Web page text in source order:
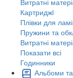
Картриджi
Плівки для
Пружини та
Витратні
Показати всі
Годинники
Альбоми